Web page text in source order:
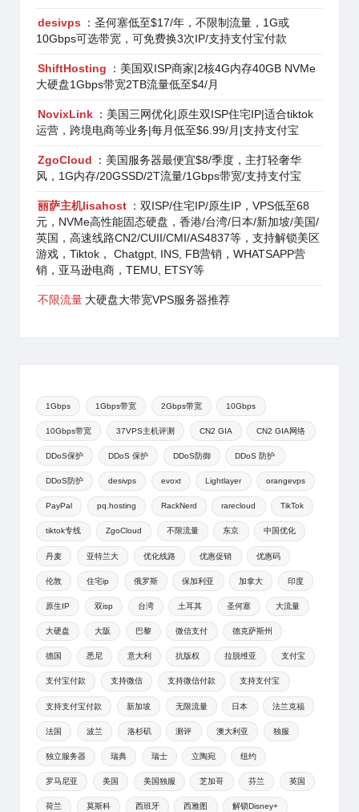
desivps
：圣何塞低至$17/年，不限制流量，1G或
10Gbps可选带宽，可免费换3次IP/支持支付宝付款
ShiftHosting
：美国双ISP商家|2核4G内存40GB NVMe
大硬盘1Gbps带宽2TB流量低至$4/月
NovixLink ：美国三网优化|原生双ISP住宅IP|适合tiktok
运营，跨境电商等业务|每月低至$6.99/月|支持支付宝
ZgoCloud
：美国服务器最便宜$8/季度，主打轻奢华
风，1G内存/20GSSD/2T流量/1Gbps带宽/支持支付宝
丽萨主机lisahost ：双ISP/住宅IP/原生IP，VPS低至68
元，NVMe高性能固态硬盘，香港/台湾/日本/新加坡/美国/
英国，高速线路CN2/CUII/CMI/AS4837等，支持解锁美区
游戏，Tiktok， Chatgpt, INS, FB营销，WHATSAPP营
销，亚马逊电商，TEMU, ETSY等
不限流量 大硬盘大带宽VPS服务器推荐
1Gbps 1Gbps带宽 2Gbps带宽 10Gbps
10Gbps带宽 37VPS主机评测 CN2 GIA CN2 GIA网络
DDoS保护 DDoS 保护 DDoS防御 DDoS 防护
DDoS防护 desivps evoxt Lightlayer orangevps
PayPal pq.hosting RackNerd rarecloud TikTok
tiktok专线 ZgoCloud 不限流量 东京 中国优化
丹麦 亚特兰大 优化线路 优惠促销 优惠码
伦敦 住宅ip 俄罗斯 保加利亚 加拿大 印度
原生IP 双isp 台湾 土耳其 圣何塞 大流量
大硬盘 大阪 巴黎 微信支付 德克萨斯州
德国 悉尼 意大利 抗版权 拉脱维亚 支付宝
支付宝付款 支持微信 支持微信付款 支持支付宝
支持支付宝付款 新加坡 无限流量 日本 法兰克福
法国 波兰 洛杉矶 测评 澳大利亚 独服
独立服务器 瑞典 瑞士 立陶宛 纽约
罗马尼亚 美国 美国独服 芝加哥 芬兰 英国
荷兰 莫斯科 西班牙 西雅图 解锁Disney+